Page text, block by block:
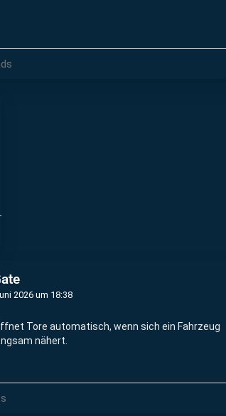
2026 um 18:38
Tore automatisch, wenn sich ein Fahrzeug
nähert.